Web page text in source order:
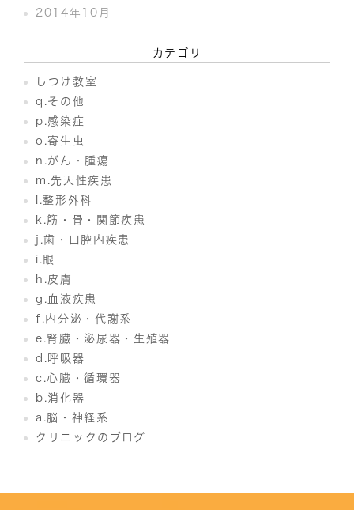
2014年10月
カテゴリ
しつけ教室
q.その他
p.感染症
o.寄生虫
n.がん・腫瘍
m.先天性疾患
l.整形外科
k.筋・骨・関節疾患
j.歯・口腔内疾患
i.眼
h.皮膚
g.血液疾患
f.内分泌・代謝系
e.腎臓・泌尿器・生殖器
d.呼吸器
c.心臓・循環器
b.消化器
a.脳・神経系
クリニックのブログ